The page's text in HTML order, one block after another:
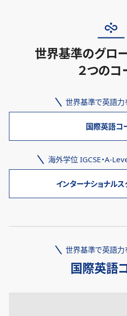
世界基準のグロ
２つのコ
世界基準で英語力
国際英語コ
海外学位 IGCSE・A-
インターナショナル
世界基準で英語力
国際英語